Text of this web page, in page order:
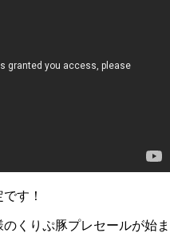
す！
くりぷ豚プレセールが始ま